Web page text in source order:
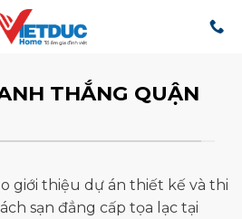
THẮNG QUẬN
giới thiệu dự án thiết kế và thi
sạn đẳng cấp tọa lạc tại